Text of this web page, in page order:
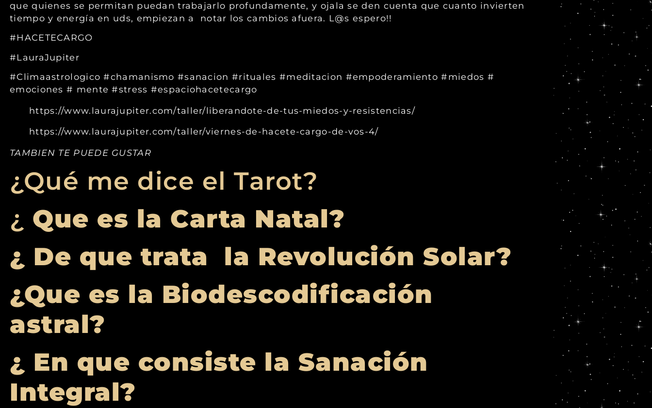
que quienes se permitan puedan trabajarlo profundamente, y ojala se den cuenta que cuanto invierten
tiempo y energía en uds, empiezan a notar los cambios afuera. L@s espero!!
#HACETECARGO
#LauraJupiter
#Climaastrologico #chamanismo #sanacion #rituales #meditacion #empoderamiento #miedos #
emociones # mente #stress #espaciohacetecargo
https://www.laurajupiter.com/taller/liberandote-de-tus-miedos-y-resistencias/
https://www.laurajupiter.com/taller/viernes-de-hacete-cargo-de-vos-4/
TAMBIEN TE PUEDE GUSTAR
¿Qué me dice el Tarot?
¿ Que es la Carta Natal?
¿ De que trata la Revolución Solar?
¿Que es la Biodescodificación
astral?
¿ En que consiste la Sanación
Integral?